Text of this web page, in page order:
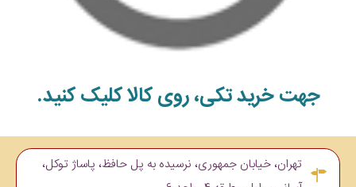
جهت خرید تکی، روی کالا کلیک کنید.
تهران، خیابان جمهوری، نرسیده به پل حافظ، پاساژ توکل،